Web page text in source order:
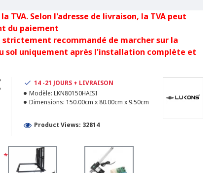
TVA. Selon l'adresse de livraison, la TVA peut
du paiement
recommandé de marcher sur la
sol uniquement après l'installation complète et
14 -21 JOURS + LIVRAISON
Modèle: LKN80150HAISI
Dimensions: 150.00cm x 80.00cm x 9.50cm
Product Views: 32814